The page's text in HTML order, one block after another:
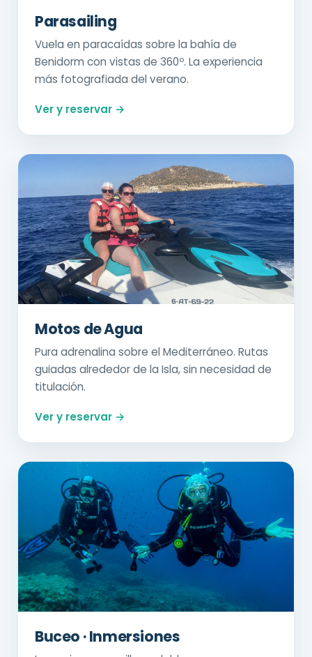
Parasailing
Vuela en paracaídas sobre la bahía de
Benidorm con vistas de 360º. La experiencia
más fotografiada del verano.
Ver y reservar →
Motos de Agua
Pura adrenalina sobre el Mediterráneo. Rutas
guiadas alrededor de la Isla, sin necesidad de
titulación.
Ver y reservar →
Buceo · Inmersiones